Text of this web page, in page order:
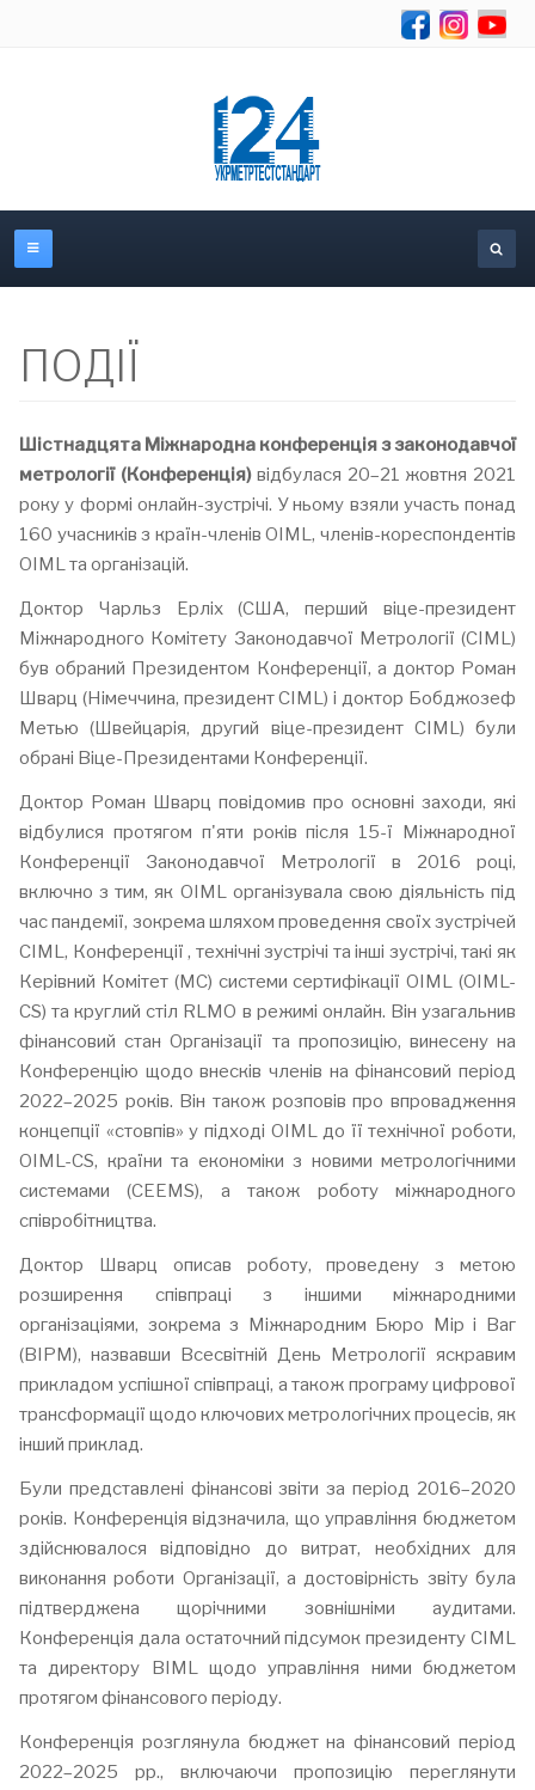
ПОДІЇ
Шістнадцята Міжнародна конференція з законодавчої
метрології (Конференція)відбулася 20–21 жовтня 2021
року у формі онлайн-зустрічі. У ньому взяли участь понад
160 учасників з країн-членів OIML, членів-кореспондентів
OIML та організацій.
Доктор Чарльз Ерліх (США, перший віце-президент
Міжнародного Комітету Законодавчої Метрології (CIML)
був обраний Президентом Конференції, а доктор Роман
Шварц (Німеччина, президент CIML) і доктор Бобджозеф
Метью (Швейцарія, другий віце-президент CIML) були
обрані Віце-Президентами Конференції.
Доктор Роман Шварц повідомив про основні заходи, які
відбулися протягом п'яти років після 15-ї Міжнародної
Конференції Законодавчої Метрології в 2016 році,
включно з тим, як OIML організувала свою діяльність під
час пандемії, зокрема шляхом проведення своїх зустрічей
CIML, Конференції , технічні зустрічі та інші зустрічі, такі як
Керівний Комітет (MC) системи сертифікації OIML (OIML-
CS) та круглий стіл RLMO в режимі онлайн. Він узагальнив
фінансовий стан Організації та пропозицію, винесену на
Конференцію щодо внесків членів на фінансовий період
2022–2025 років. Він також розповів про впровадження
концепції «стовпів» у підході OIML до її технічної роботи,
OIML-CS, країни та економіки з новими метрологічними
системами (CEEMS), а також роботу міжнародного
співробітництва.
Доктор Шварц описав роботу, проведену з метою
розширення співпраці з іншими міжнародними
організаціями, зокрема з Міжнародним Бюро Мір і Ваг
(BIPM), назвавши Всесвітній День Метрології яскравим
прикладом успішної співпраці, а також програму цифрової
трансформації щодо ключових метрологічних процесів, як
інший приклад.
Були представлені фінансові звіти за період 2016–2020
років. Конференція відзначила, що управління бюджетом
здійснювалося відповідно до витрат, необхідних для
виконання роботи Організації, а достовірність звіту була
підтверджена щорічними зовнішніми аудитами.
Конференція дала остаточний підсумок президенту CIML
та директору BIML щодо управління ними бюджетом
протягом фінансового періоду.
Конференція розглянула бюджет на фінансовий період
2022–2025 рр., включаючи пропозицію переглянути